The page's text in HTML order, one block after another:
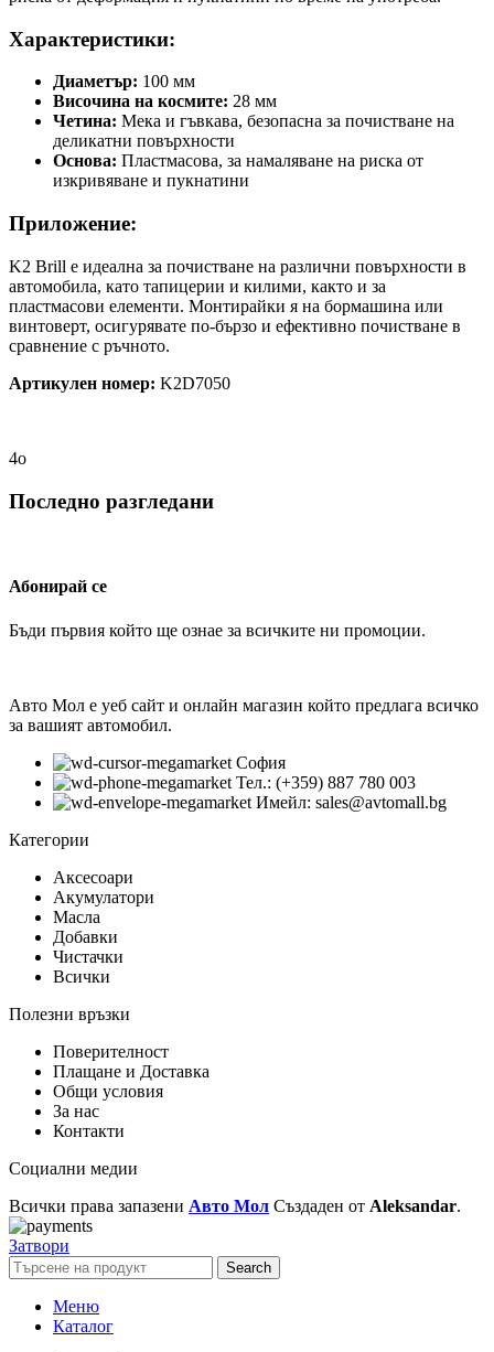
Характеристики:
Диаметър: 100 мм
Височина на космите: 28 мм
Четина: Мека и гъвкава, безопасна за почистване на
деликатни повърхности
Основа: Пластмасова, за намаляване на риска от
изкривяване и пукнатини
Приложение:
K2 Brill е идеална за почистване на различни повърхности в
автомобила, като тапицерии и килими, както и за
пластмасови елементи. Монтирайки я на бормашина или
винтоверт, осигурявате по-бързо и ефективно почистване в
сравнение с ръчното.
Артикулен номер: K2D7050
4o
Последно разгледани
Абонирай се
Бъди първия който ще ознае за всичките ни промоции.
Авто Мол е уеб сайт и онлайн магазин който предлага всичко
за вашият автомобил.
София
Тел.: (+359) 887 780 003
Имейл: sales@avtomall.bg
Категории
Аксесоари
Акумулатори
Масла
Добавки
Чистачки
Всички
Полезни връзки
Поверителност
Плащане и Доставка
Общи условия
За нас
Контакти
Социални медии
Всички права запазени Авто Мол Създаден от Aleksandar.
Затвори
Search
Меню
Каталог